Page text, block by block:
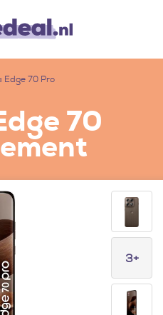
Edge 70 Pro
70
3+